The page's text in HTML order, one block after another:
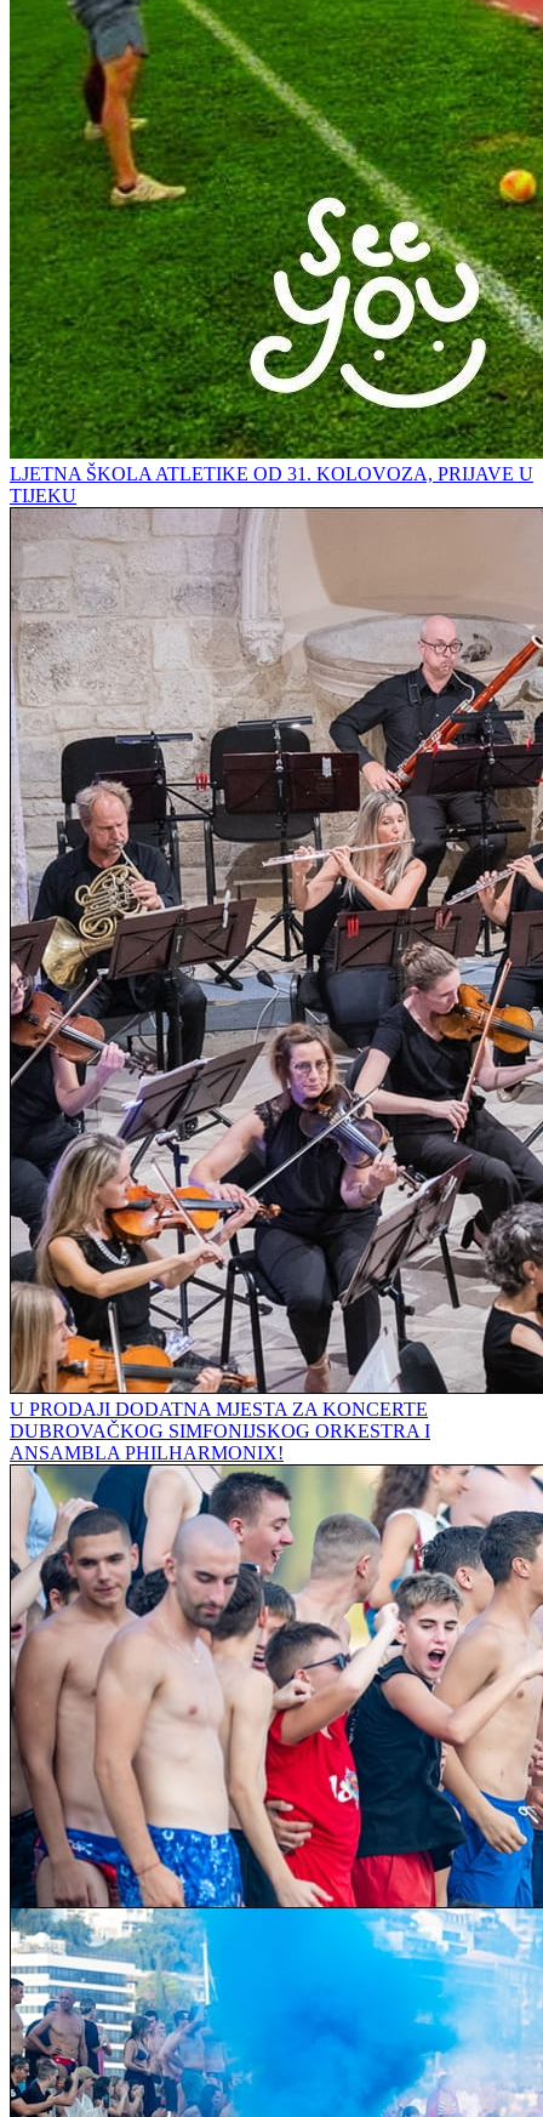
LJETNA ŠKOLA ATLETIKE OD 31. KOLOVOZA, PRIJAVE U
TIJEKU
U PRODAJI DODATNA MJESTA ZA KONCERTE
DUBROVAČKOG SIMFONIJSKOG ORKESTRA I
ANSAMBLA PHILHARMONIX!